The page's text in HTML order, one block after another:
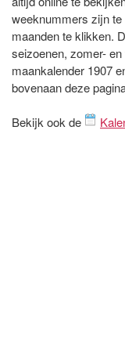
weeknummers zijn
maanden te klikken.
seizoenen, zomer-
maankalender 1907
bovenaan deze
Bekijk ook de